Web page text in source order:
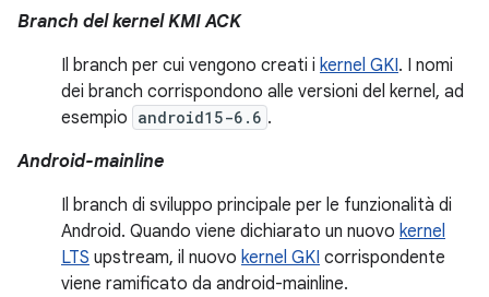
Branch del kernel KMI ACK
Il branch per cui vengono creati i kernel GKI. I nomi
dei branch corrispondono alle versioni del kernel, ad
esempio android15-6.6 .
Android-mainline
Il branch di sviluppo principale per le funzionalità di
Android. Quando viene dichiarato un nuovo kernel
LTS upstream, il nuovo kernel GKI corrispondente
viene ramificato da android-mainline.